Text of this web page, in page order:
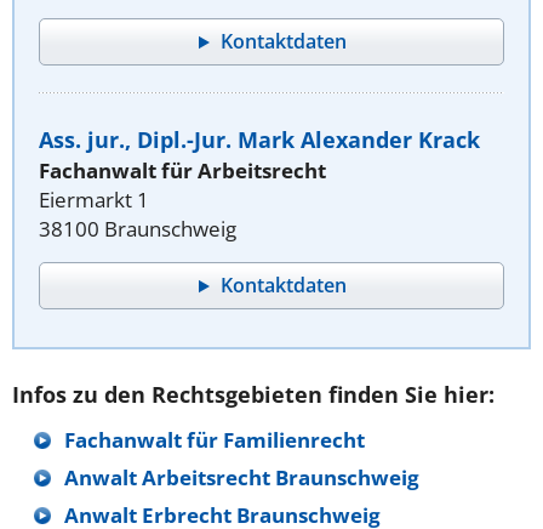
Kontaktdaten
Ass. jur., Dipl.-Jur. Mark Alexander Krack
Fachanwalt für Arbeitsrecht
Eiermarkt 1
38100 Braunschweig
Kontaktdaten
Infos zu den Rechtsgebieten finden Sie hier:
Fachanwalt für Familienrecht
Anwalt Arbeitsrecht Braunschweig
Anwalt Erbrecht Braunschweig